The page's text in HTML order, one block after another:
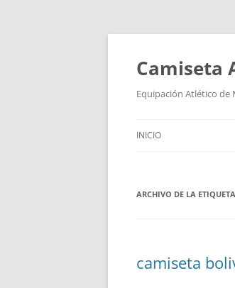
Camiseta
Equipación Atlético de
INICIO
ARCHIVO DE LA
camiseta